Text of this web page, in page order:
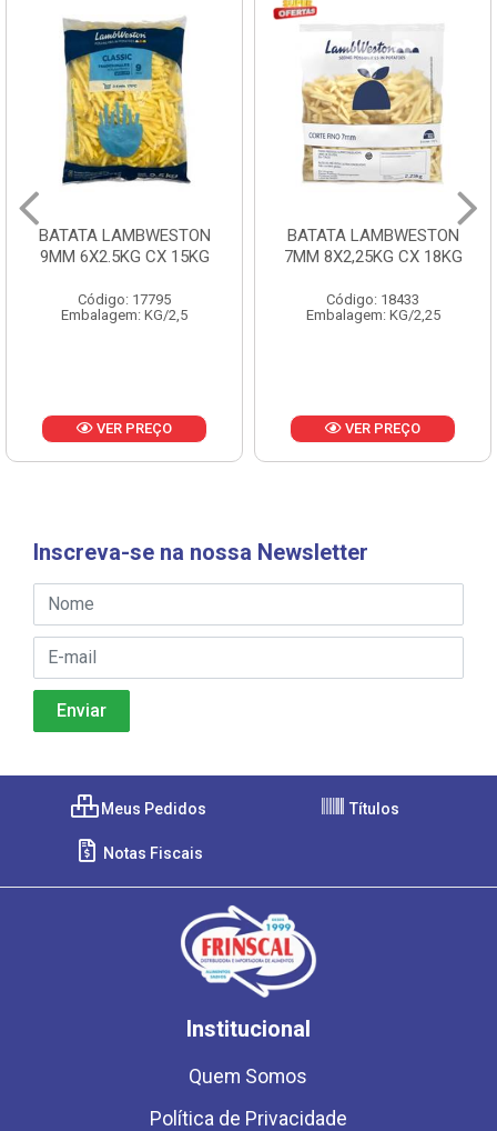
BATATA LAMBWESTON
9MM 6X2.5KG CX 15KG
Código: 17795
Embalagem: KG/2,5
VER PREÇO
BATATA LAMBWESTON
7MM 8X2,25KG CX 18KG
Código: 18433
Embalagem: KG/2,25
VER PREÇO
Inscreva-se na nossa Newsletter
Meus Pedidos Títulos
Notas Fiscais
Institucional
Quem Somos
Política de Privacidade